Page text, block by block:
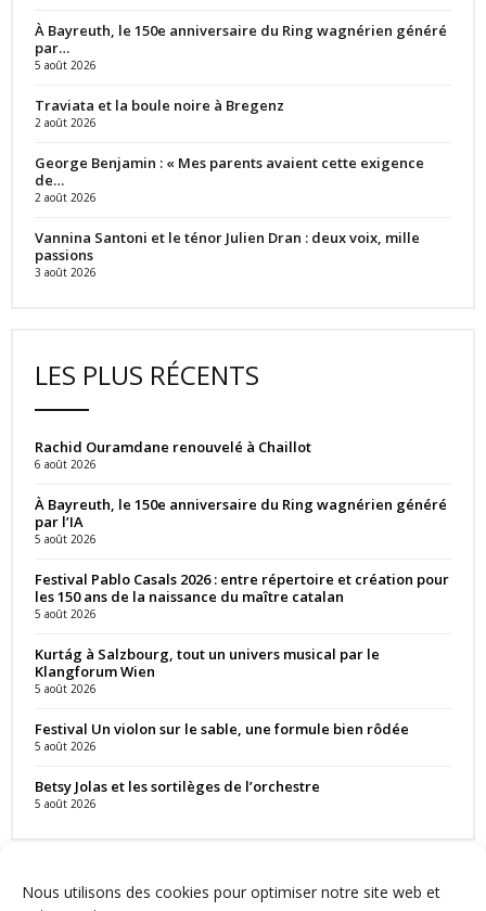
Nous utilisons des cookies pour optimiser notre site web et
À Bayreuth, le 150e anniversaire du Ring wagnérien généré
par…
5 août 2026
Traviata et la boule noire à Bregenz
2 août 2026
George Benjamin : « Mes parents avaient cette exigence
de…
2 août 2026
Vannina Santoni et le ténor Julien Dran : deux voix, mille
passions
3 août 2026
LES PLUS RÉCENTS
Rachid Ouramdane renouvelé à Chaillot
6 août 2026
À Bayreuth, le 150e anniversaire du Ring wagnérien généré
par l’IA
5 août 2026
Festival Pablo Casals 2026 : entre répertoire et création pour
les 150 ans de la naissance du maître catalan
5 août 2026
Kurtág à Salzbourg, tout un univers musical par le
Klangforum Wien
5 août 2026
Festival Un violon sur le sable, une formule bien rôdée
5 août 2026
Betsy Jolas et les sortilèges de l’orchestre
5 août 2026